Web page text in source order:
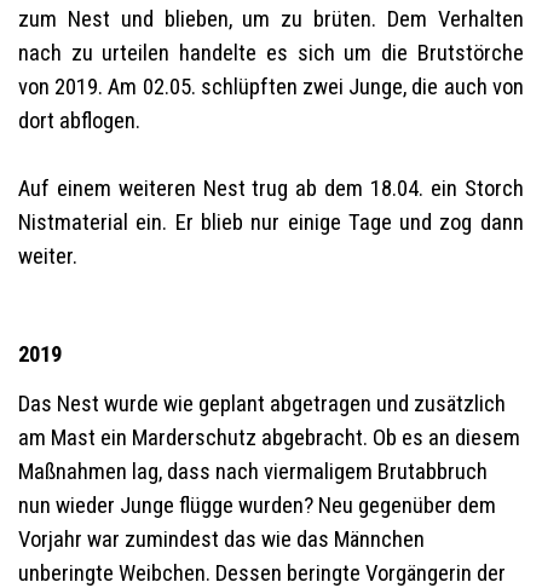
zum Nest und blieben, um zu brüten. Dem Verhalten
nach zu urteilen handelte es sich um die Brutstörche
von 2019. Am 02.05. schlüpften zwei Junge, die auch von
dort abflogen.
Auf einem weiteren Nest trug ab dem 18.04. ein Storch
Nistmaterial ein. Er blieb nur einige Tage und zog dann
weiter.
2019
Das Nest wurde wie geplant abgetragen und zusätzlich
am Mast ein Marderschutz abgebracht. Ob es an diesem
Maßnahmen lag, dass nach viermaligem Brutabbruch
nun wieder Junge flügge wurden? Neu gegenüber dem
Vorjahr war zumindest das wie das Männchen
unberingte Weibchen. Dessen beringte Vorgängerin der